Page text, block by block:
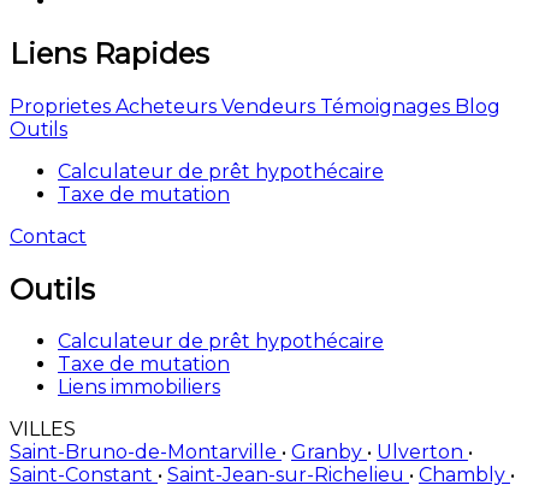
Liens Rapides
Proprietes Acheteurs Vendeurs Témoignages Blog
Outils
Calculateur de prêt hypothécaire
Taxe de mutation
Contact
Outils
Calculateur de prêt hypothécaire
Taxe de mutation
Liens immobiliers
VILLES
Saint-Bruno-de-Montarville • Granby • Ulverton •
Saint-Constant • Saint-Jean-sur-Richelieu • Chambly •